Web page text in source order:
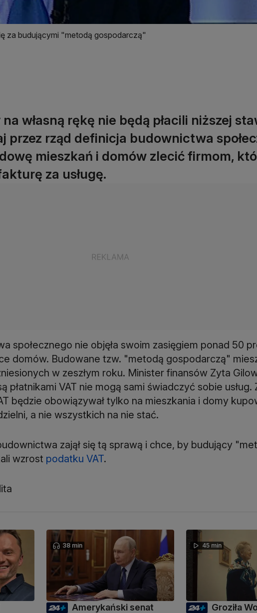
za budującymi "metodą gospodarczą"
własną rękę nie będą płacili niższej
przez rząd definicja budownictwa
mieszkań i domów zlecić firmom,
za usługę.
społecznego nie objęła swoim zasięgiem ponad 50
domów. Budowane tzw. "metodą gospodarczą"
w zeszłym roku. Minister finansów Zyta
płatnikami VAT nie mogą sami świadczyć sobie usług.
będzie obowiązywał tylko na mieszkania i domy
a nie wszystkich na nie stać.
zajął się tą sprawą i chce, by budujący
wzrost podatku VAT.
38 min
Amerykański senat
45 min
Groziła